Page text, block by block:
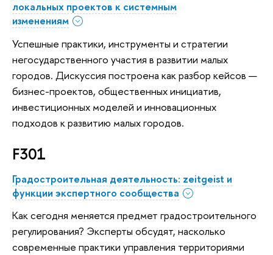
локальных проектов к системным
изменениям
Успешные практики, инструменты и стратегии
негосударственного участия в развитии малых
городов. Дискуссия построена как разбор кейсов —
бизнес-проектов, общественных инициатив,
инвестиционных моделей и инновационных
подходов к развитию малых городов.
F301
Градостроительная деятельность: zeitgeist и
функции экспертного сообщества
Как сегодня меняется предмет градостроительного
регулирования? Эксперты обсудят, насколько
современные практики управления территориями